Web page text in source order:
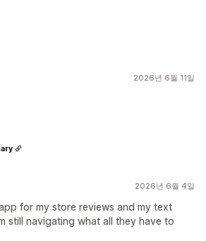
2026년 6월 11일
2026년 6월 4일
for my store reviews and my text
still navigating what all they have to